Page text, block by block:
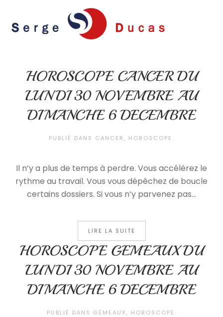
Skip to main content
HOROSCOPE CANCER DU
LUNDI 30 NOVEMBRE AU
DIMANCHE 6 DECEMBRE
PUBLIÉ DANS CANCER, HOROSCOPE .
Il n’y a plus de temps à perdre. Vous accélérez le
rythme au travail. Vous vous dépêchez de boucle
certains dossiers. Si vous n’y parvenez pas...
LIRE LA SUITE
HOROSCOPE GEMEAUX DU
LUNDI 30 NOVEMBRE AU
DIMANCHE 6 DECEMBRE
PUBLIÉ DANS GÉMEAUX, HOROSCOPE .